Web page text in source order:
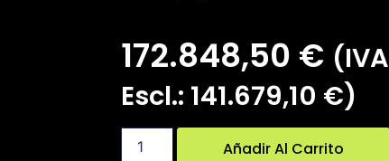
172.848,50 € (IVA
Escl.: 141.679,10 €)
Añadir Al Carrito